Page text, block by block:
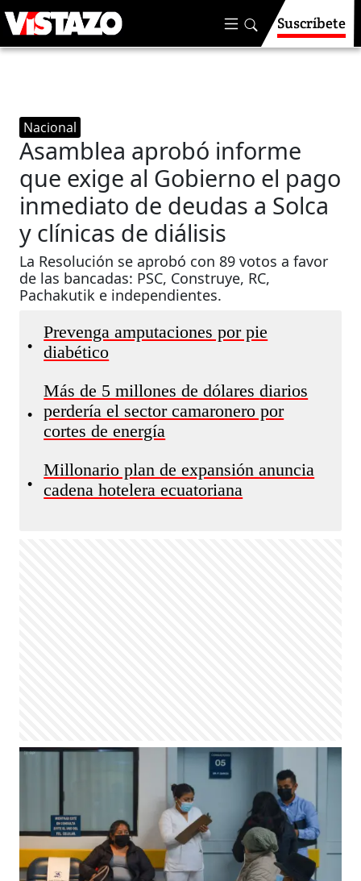
Suscríbete
Nacional
Asamblea aprobó informe
que exige al Gobierno el pago
inmediato de deudas a Solca
y clínicas de diálisis
La Resolución se aprobó con 89 votos a favor
de las bancadas: PSC, Construye, RC,
Pachakutik e independientes.
•
Prevenga amputaciones por pie
diabético
•
Más de 5 millones de dólares diarios
perdería el sector camaronero por
cortes de energía
•
Millonario plan de expansión anuncia
cadena hotelera ecuatoriana